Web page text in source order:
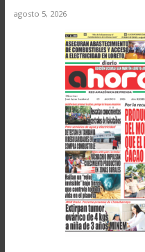
agosto 5, 2026